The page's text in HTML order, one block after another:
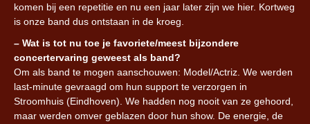
komen bij een repetitie en nu een jaar later zijn we hier. Kortweg
is onze band dus ontstaan in de kroeg.
– Wat is tot nu toe je favoriete/meest bijzondere
concertervaring geweest als band?
Om als band te mogen aanschouwen: Model/Actriz. We werden
last-minute gevraagd om hun support te verzorgen in
Stroomhuis (Eindhoven). We hadden nog nooit van ze gehoord,
maar werden omver geblazen door hun show. De energie, de